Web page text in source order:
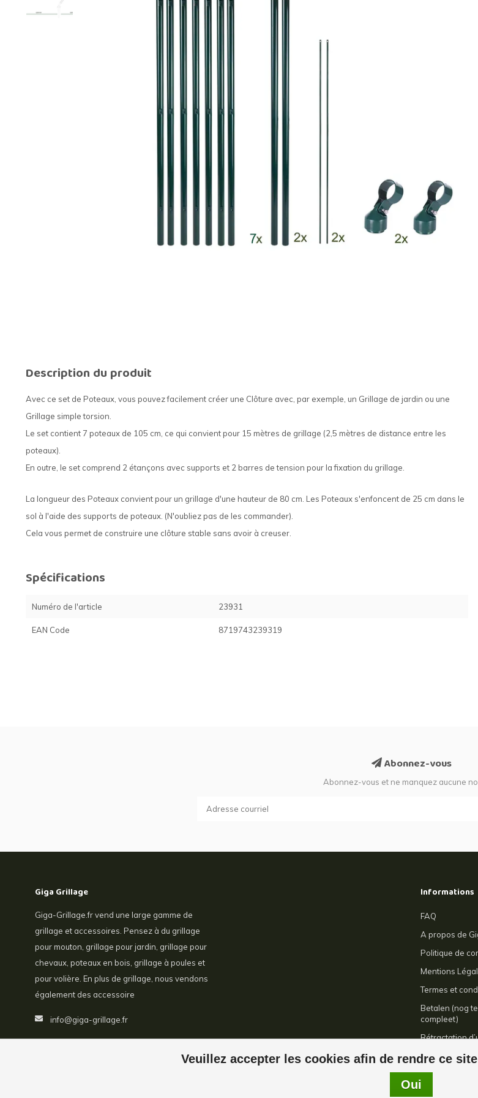
Description du produit
Avec ce set de Poteaux, vous pouvez facilement créer une Clôture avec, par exemple, un Grillage de jardin ou une
Grillage simple torsion.
Le set contient 7 poteaux de 105 cm, ce qui convient pour 15 mètres de grillage (2,5 mètres de distance entre les
poteaux).
En outre, le set comprend 2 étançons avec supports et 2 barres de tension pour la fixation du grillage.
La longueur des Poteaux convient pour un grillage d'une hauteur de 80 cm. Les Poteaux s'enfoncent de 25 cm dans le
sol à l'aide des supports de poteaux. (N'oubliez pas de les commander).
Cela vous permet de construire une clôture stable sans avoir à creuser.
Spécifications
Numéro de l'article 23931
EAN Code 8719743239319
Veuillez accepter les cookies afin de rendre ce
Oui
Abonnez-vous
Abonnez-vous et ne manquez aucune
Giga Grillage
Giga-Grillage.fr vend une large gamme de
grillage et accessoires. Pensez à du grillage
pour mouton, grillage pour jardin, grillage pour
chevaux, poteaux en bois, grillage à poules et
pour volière. En plus de grillage, nous vendons
également des accessoire
info@giga-grillage.fr
Informations
FAQ
A propos de
Politique de
Mentions
Termes et
Betalen (nog
compleet)
Rétractation
Contact